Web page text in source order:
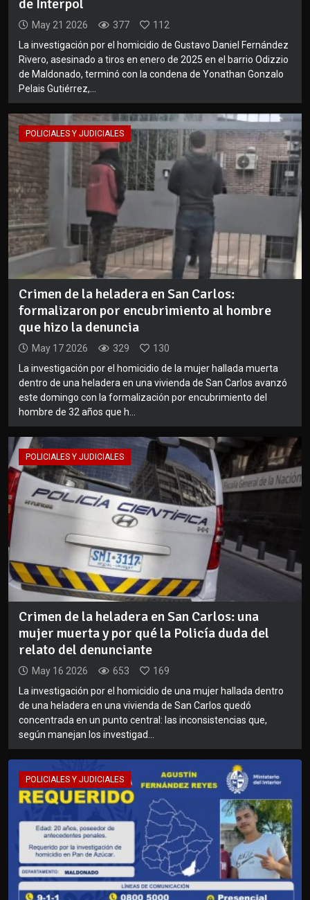
de Interpol
May 21 2026 377
112
La investigación por el homicidio de Gustavo Daniel Fernández
Rivero, asesinado a tiros en enero de 2025 en el barrio Odizzio
de Maldonado, terminó con la condena de Yonathan Gonzalo
Pelais Gutiérrez,...
POLICIALES Y JUDICIALES
Crimen de la heladera en San Carlos:
formalizaron por encubrimiento al hombre
que hizo la denuncia
May 17 2026 329
130
La investigación por el homicidio de la mujer hallada muerta
dentro de una heladera en una vivienda de San Carlos avanzó
este domingo con la formalización por encubrimiento del
hombre de 32 años que h...
POLICIALES Y JUDICIALES
Crimen de la heladera en San Carlos: una
mujer muerta y por qué la Policía duda del
relato del denunciante
May 16 2026 653
169
La investigación por el homicidio de una mujer hallada dentro
de una heladera en una vivienda de San Carlos quedó
concentrada en un punto central: las inconsistencias que,
según manejan los investigad...
POLICIALES Y JUDICIALES